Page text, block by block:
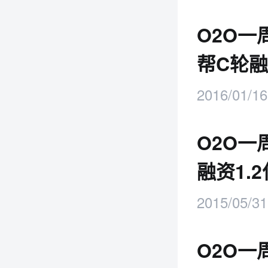
O2O一
帮C轮
2016/01/16
O2O一
融资1.2
2015/05/31
O2O一